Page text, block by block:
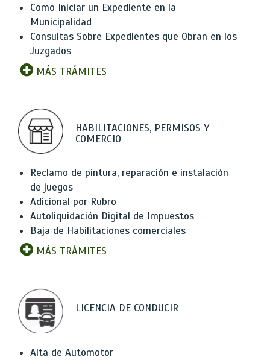
Como Iniciar un Expediente en la
Municipalidad
Consultas Sobre Expedientes que Obran en los
Juzgados
MÁS TRÁMITES
HABILITACIONES, PERMISOS Y
COMERCIO
Reclamo de pintura, reparación e instalación
de juegos
Adicional por Rubro
Autoliquidación Digital de Impuestos
Baja de Habilitaciones comerciales
MÁS TRÁMITES
LICENCIA DE CONDUCIR
Alta de Automotor